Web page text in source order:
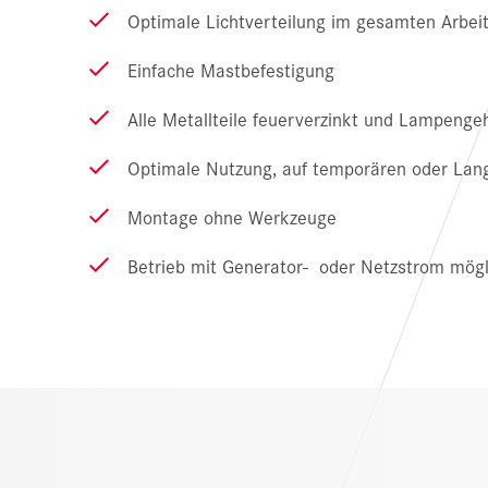
Optimale Lichtverteilung im gesamten
Einfache Mastbefestigung
Alle Metallteile feuerverzinkt und
Optimale Nutzung, auf temporären oder
Montage ohne Werkzeuge
Betrieb mit Generator- oder Netzstrom